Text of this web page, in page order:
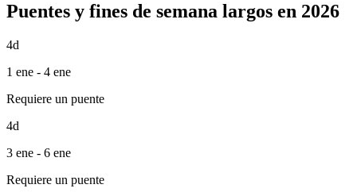
Puentes y fines de semana largos en 2026
4d
1 ene - 4 ene
Requiere un puente
4d
3 ene - 6 ene
Requiere un puente